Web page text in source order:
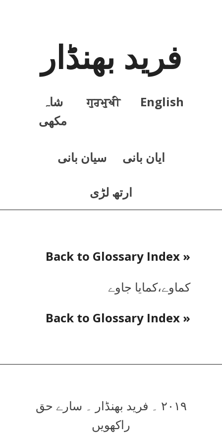
فرید بھنڈار
English
ਗੁਰਮੁਖੀ
شاہ
مکھی
ايان بانی سيان بانی
ارتھ لڑی
« Back to Glossary Index
کماوے،کمایا جاوے
« Back to Glossary Index
۲۰۱۹ ۔ فرید بھنڈار ۔ سارے حق
راکھویں